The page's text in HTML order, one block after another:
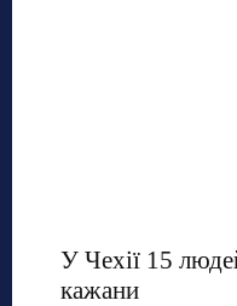
У Чехії 15
кажани